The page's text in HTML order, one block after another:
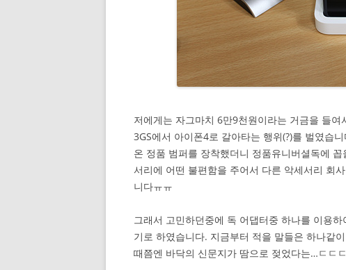
저에게는 자그마치 6만9천원이라는 거금을 들
3GS에서 아이폰4로 갈아타는 행위(?)를 벌였습
온 정품 범퍼를 장착했더니 정품유니버셜독에
서리에 어떤 불편함을 주어서 다른 악세서리 회
니다ㅠㅠ
그래서 고민하던중에 독 어댑터중 하나를 이용
기로 하였습니다. 지금부터 적을 말들은 하나같
때쯤엔 바닥의 신문지가 땀으로 젖었다는…ㄷㄷㄷ